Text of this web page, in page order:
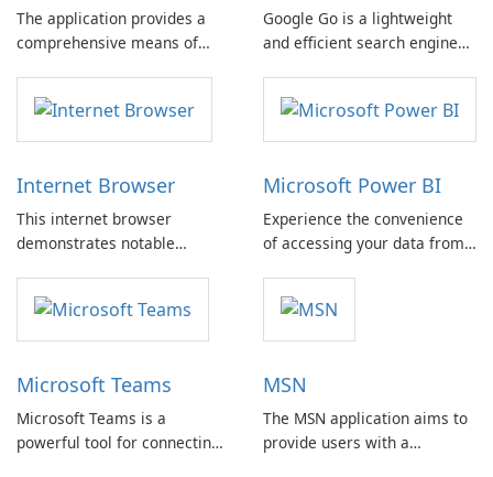
The application provides a
comprehensive means of
Android device, whether a
phone or tablet.
Google Go is a lightweight
and efficient search engine
up to 40% of your data.
Internet Browser
This internet browser
demonstrates notable
experience. Its integration of
system features offers a
enhances user navigation
and interaction.
Microsoft Power BI
Experience the convenience
of accessing your data from
stay connected with your
data and make informed
Microsoft Teams
Microsoft Teams is a
powerful tool for connecting
MSN
The MSN application aims to
provide users with a